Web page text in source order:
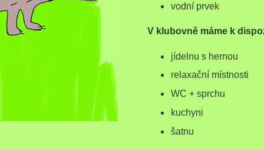
vodní prvek
V klubovně máme k
jídelnu s hernou
relaxační místnosti
WC + sprchu
kuchyni
šatnu